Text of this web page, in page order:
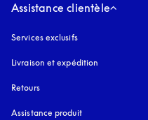
Assistance clientèle
Services exclusifs
Livraison et expédition
Retours
Assistance produit